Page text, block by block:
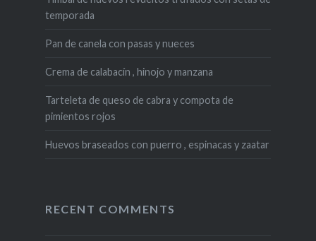
temporada
Pan de canela con pasas y nueces
Crema de calabacín , hinojo y manzana
Tarteleta de queso de cabra y compota de
pimientos rojos
Huevos braseados con puerro , espinacas y zaatar
RECENT COMMENTS